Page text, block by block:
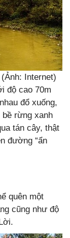
Internet)
độ cao 70m
đổ xuống,
rừng xanh
tán cây, thật
đường “ẩn
quên một
cũng như độ